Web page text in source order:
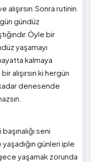
alışırsın.Sonra rutinin
gündüz
bir
yaşamayı
kalmaya
alışırsın ki hergün
denesende
seni
günleri iple
yaşamak zorunda